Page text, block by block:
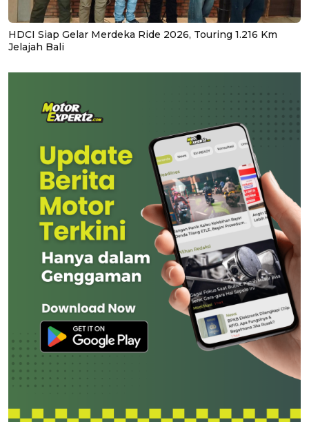
HDCI Siap Gelar Merdeka Ride 2026, Touring 1.216 Km
Jelajah Bali